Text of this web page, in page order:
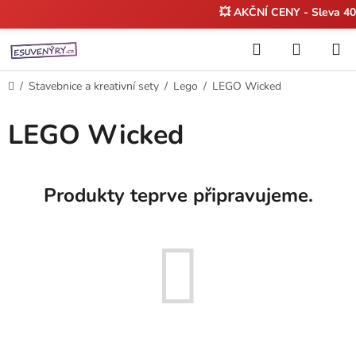
na
obsah
💥 AKČNÍ CENY - Sleva
Hledat
KOŠÍK
Domů
/ Stavebnice a kreativní sety / Lego / LEGO Wicked
LEGO Wicked
Produkty teprve připravujeme.